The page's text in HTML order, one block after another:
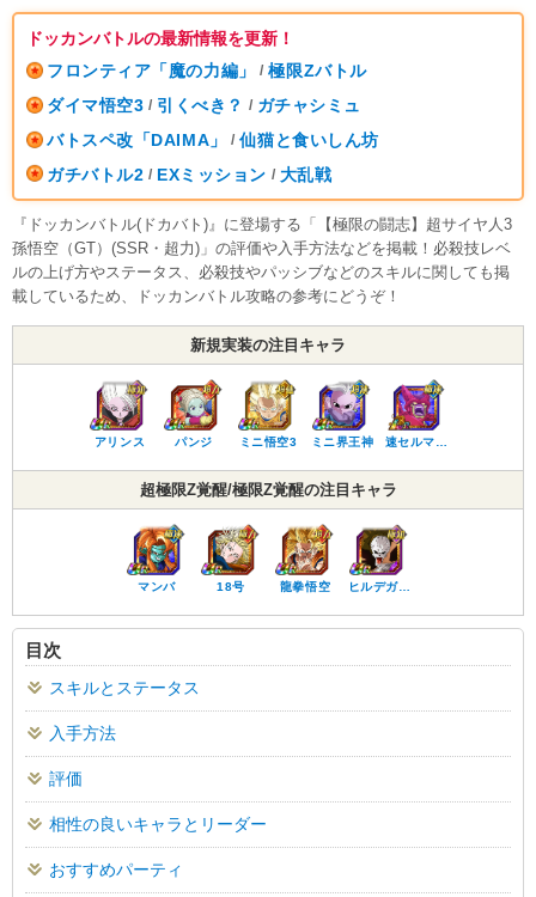
ドッカンバトルの最新情報を更新！
フロンティア「魔の力編」
/ 極限Zバトル
ダイマ悟空3 / 引くべき？ / ガチャシミュ
バトスペ改「DAIMA」
/ 仙猫と食いしん坊
ガチバトル2 / EXミッション / 大乱戦
『ドッカンバトル(ドカバト)』に登場する「【極限の闘志】超サイヤ人3
孫悟空（GT）(SSR・超力)」の評価や入手方法などを掲載！必殺技レベ
ルの上げ方やステータス、必殺技やパッシブなどのスキルに関しても掲
載しているため、ドッカンバトル攻略の参考にどうぞ！
新規実装の注目キャラ
アリンス パンジ ミニ悟空3 ミニ界王神 速セルマ…
超極限Z覚醒/極限Z覚醒の注目キャラ
マンバ 18号 龍拳悟空 ヒルデガ…
目次
スキルとステータス
入手方法
評価
相性の良いキャラとリーダー
おすすめパーティ